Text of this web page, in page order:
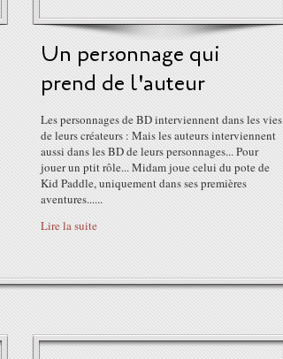
Un personnage qui
prend de l'auteur
Les personnages de BD interviennent dans les vies
de leurs créateurs : Mais les auteurs interviennent
aussi dans les BD de leurs personnages... Pour
jouer un ptit rôle... Midam joue celui du pote de
Kid Paddle, uniquement dans ses premières
aventures......
Lire la suite